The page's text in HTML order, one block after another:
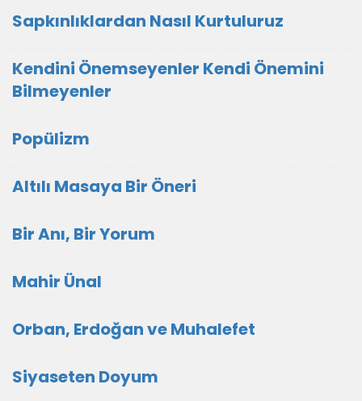
Sapkınlıklardan Nasıl Kurtuluruz
Kendini Önemseyenler Kendi Önemini
Bilmeyenler
Popülizm
Altılı Masaya Bir Öneri
Bir Anı, Bir Yorum
Mahir Ünal
Orban, Erdoğan ve Muhalefet
Siyaseten Doyum